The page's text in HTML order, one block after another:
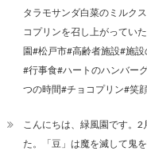
タラモサンダ白菜のミルク
コプリンを召し上がってい
園#松戸市#高齢者施設#施
#行事食#ハートのハンバー
つの時間#チョコプリン#笑
こんにちは、緑風園です。
た。「豆」は魔を滅して鬼